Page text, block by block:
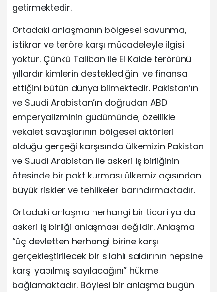
getirmektedir.
Ortadaki anlaşmanın bölgesel savunma,
istikrar ve teröre karşı mücadeleyle ilgisi
yoktur. Çünkü Taliban ile El Kaide terörünü
yıllardır kimlerin desteklediğini ve finansa
ettiğini bütün dünya bilmektedir. Pakistan’ın
ve Suudi Arabistan’ın doğrudan ABD
emperyalizminin güdümünde, özellikle
vekalet savaşlarının bölgesel aktörleri
olduğu gerçeği karşısında ülkemizin Pakistan
ve Suudi Arabistan ile askeri iş birliğinin
ötesinde bir pakt kurması ülkemiz açısından
büyük riskler ve tehlikeler barındırmaktadır.
Ortadaki anlaşma herhangi bir ticari ya da
askeri iş birliği anlaşması değildir. Anlaşma
“üç devletten herhangi birine karşı
gerçekleştirilecek bir silahlı saldırının hepsine
karşı yapılmış sayılacağını” hükme
bağlamaktadır. Böylesi bir anlaşma bugün